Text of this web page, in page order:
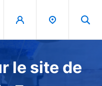
le site de